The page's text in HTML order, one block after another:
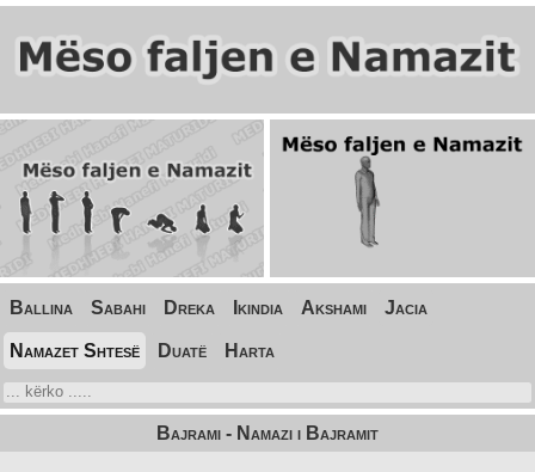
Ballina Sabahi Dreka Ikindia Akshami Jacia
Namazet Shtesë Duatë Harta
Bajrami - Namazi i Bajramit